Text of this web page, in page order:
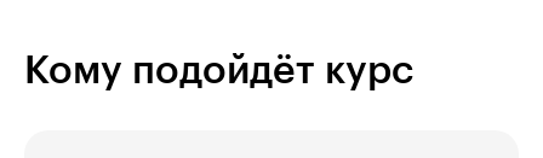
Кому подойдёт курс